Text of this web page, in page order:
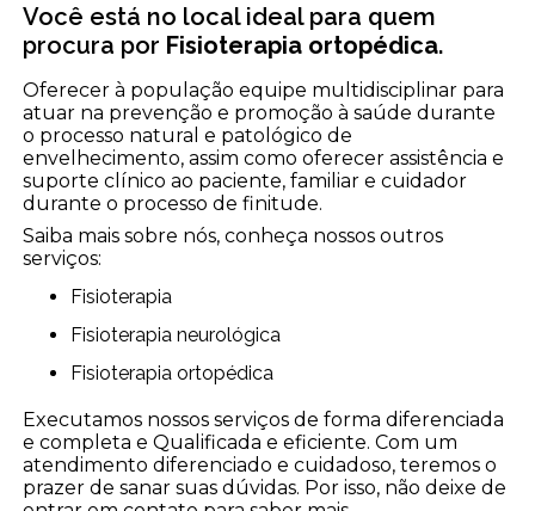
Você está no local ideal para quem
procura por Fisioterapia ortopédica.
Oferecer à população equipe multidisciplinar para
atuar na prevenção e promoção à saúde durante
o processo natural e patológico de
envelhecimento, assim como oferecer assistência e
suporte clínico ao paciente, familiar e cuidador
durante o processo de finitude.
Saiba mais sobre nós, conheça nossos outros
serviços:
Fisioterapia
Fisioterapia neurológica
Fisioterapia ortopédica
Executamos nossos serviços de forma diferenciada
e completa e Qualificada e eficiente. Com um
atendimento diferenciado e cuidadoso, teremos o
prazer de sanar suas dúvidas. Por isso, não deixe de